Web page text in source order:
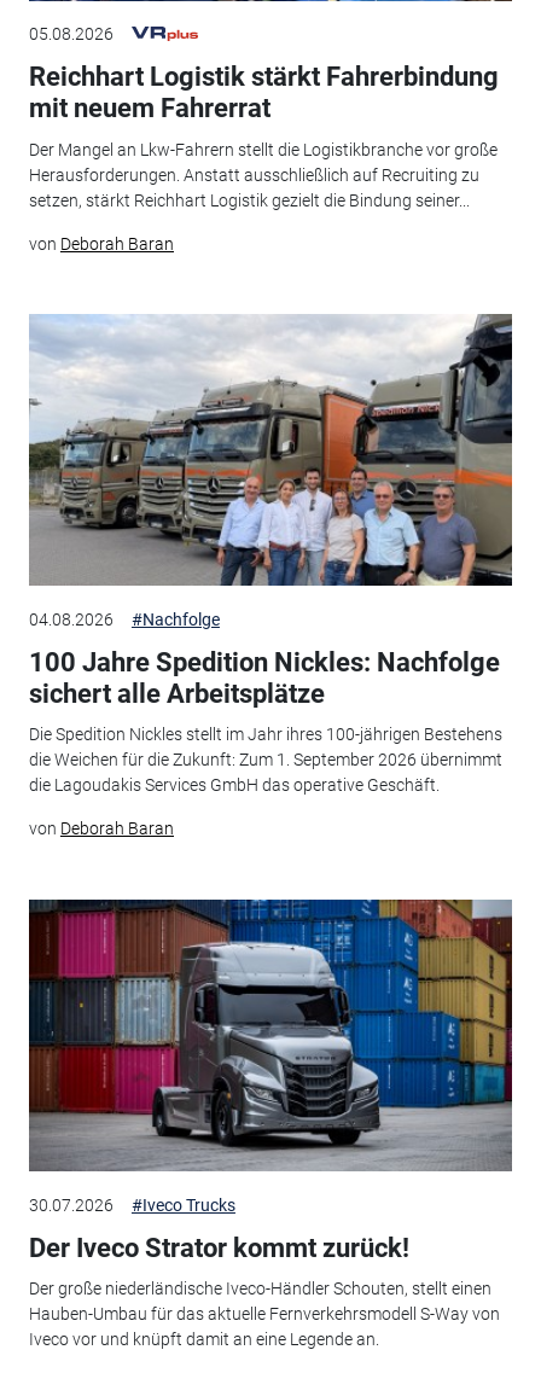
05.08.2026
Reichhart Logistik stärkt Fahrerbindung
mit neuem Fahrerrat
Der Mangel an Lkw-Fahrern stellt die Logistikbranche vor große
Herausforderungen. Anstatt ausschließlich auf Recruiting zu
setzen, stärkt Reichhart Logistik gezielt die Bindung seiner...
von Deborah Baran
04.08.2026 #Nachfolge
100 Jahre Spedition Nickles: Nachfolge
sichert alle Arbeitsplätze
Die Spedition Nickles stellt im Jahr ihres 100-jährigen Bestehens
die Weichen für die Zukunft: Zum 1. September 2026 übernimmt
die Lagoudakis Services GmbH das operative Geschäft.
von Deborah Baran
30.07.2026 #Iveco Trucks
Der Iveco Strator kommt zurück!
Der große niederländische Iveco-Händler Schouten, stellt einen
Hauben-Umbau für das aktuelle Fernverkehrsmodell S-Way von
Iveco vor und knüpft damit an eine Legende an.